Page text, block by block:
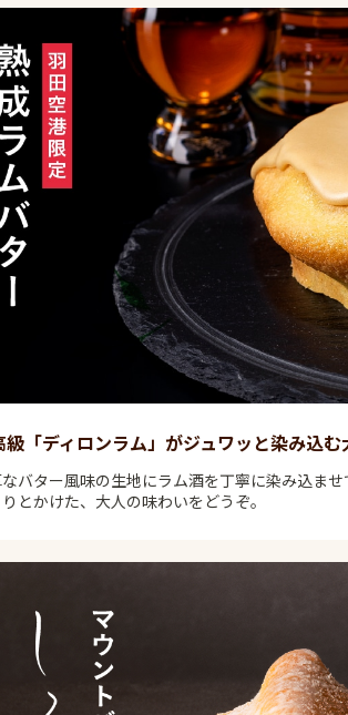
級「ディロンラム」がジュワッと染み込む
バター風味の生地にラム酒を丁寧に染み込ま
とかけた、大人の味わいをどうぞ。